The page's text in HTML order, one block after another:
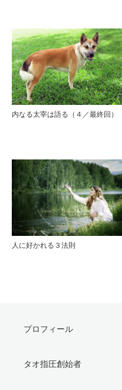
内なる太宰は語る（４／最終回）
人に好かれる３法則
プロフィール
タオ指圧創始者